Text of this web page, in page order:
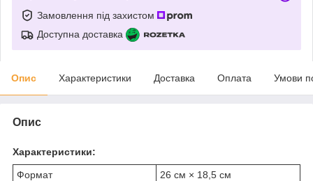
Замовлення під захистом
Доступна доставка
Опис Характеристики Доставка Оплата Умови
Опис
Характеристики:
Формат
26 см × 18,5 см